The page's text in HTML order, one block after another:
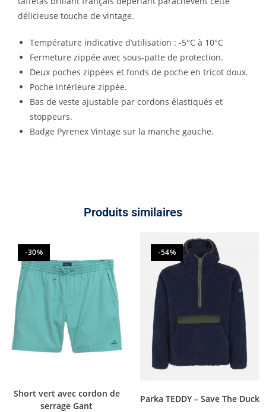
délicieuse touche de vintage.
Température indicative d’utilisation : -5°C à 10°C
Fermeture zippée avec sous-patte de protection.
Deux poches zippées et fonds de poche en tricot doux.
Poche intérieure zippée.
Bas de veste ajustable par cordons élastiqués et
stoppeurs.
Badge Pyrenex Vintage sur la manche gauche.
Produits similaires
-30%
Short vert avec cordon de
serrage Gant
-54%
Parka TEDDY – Save The Duck